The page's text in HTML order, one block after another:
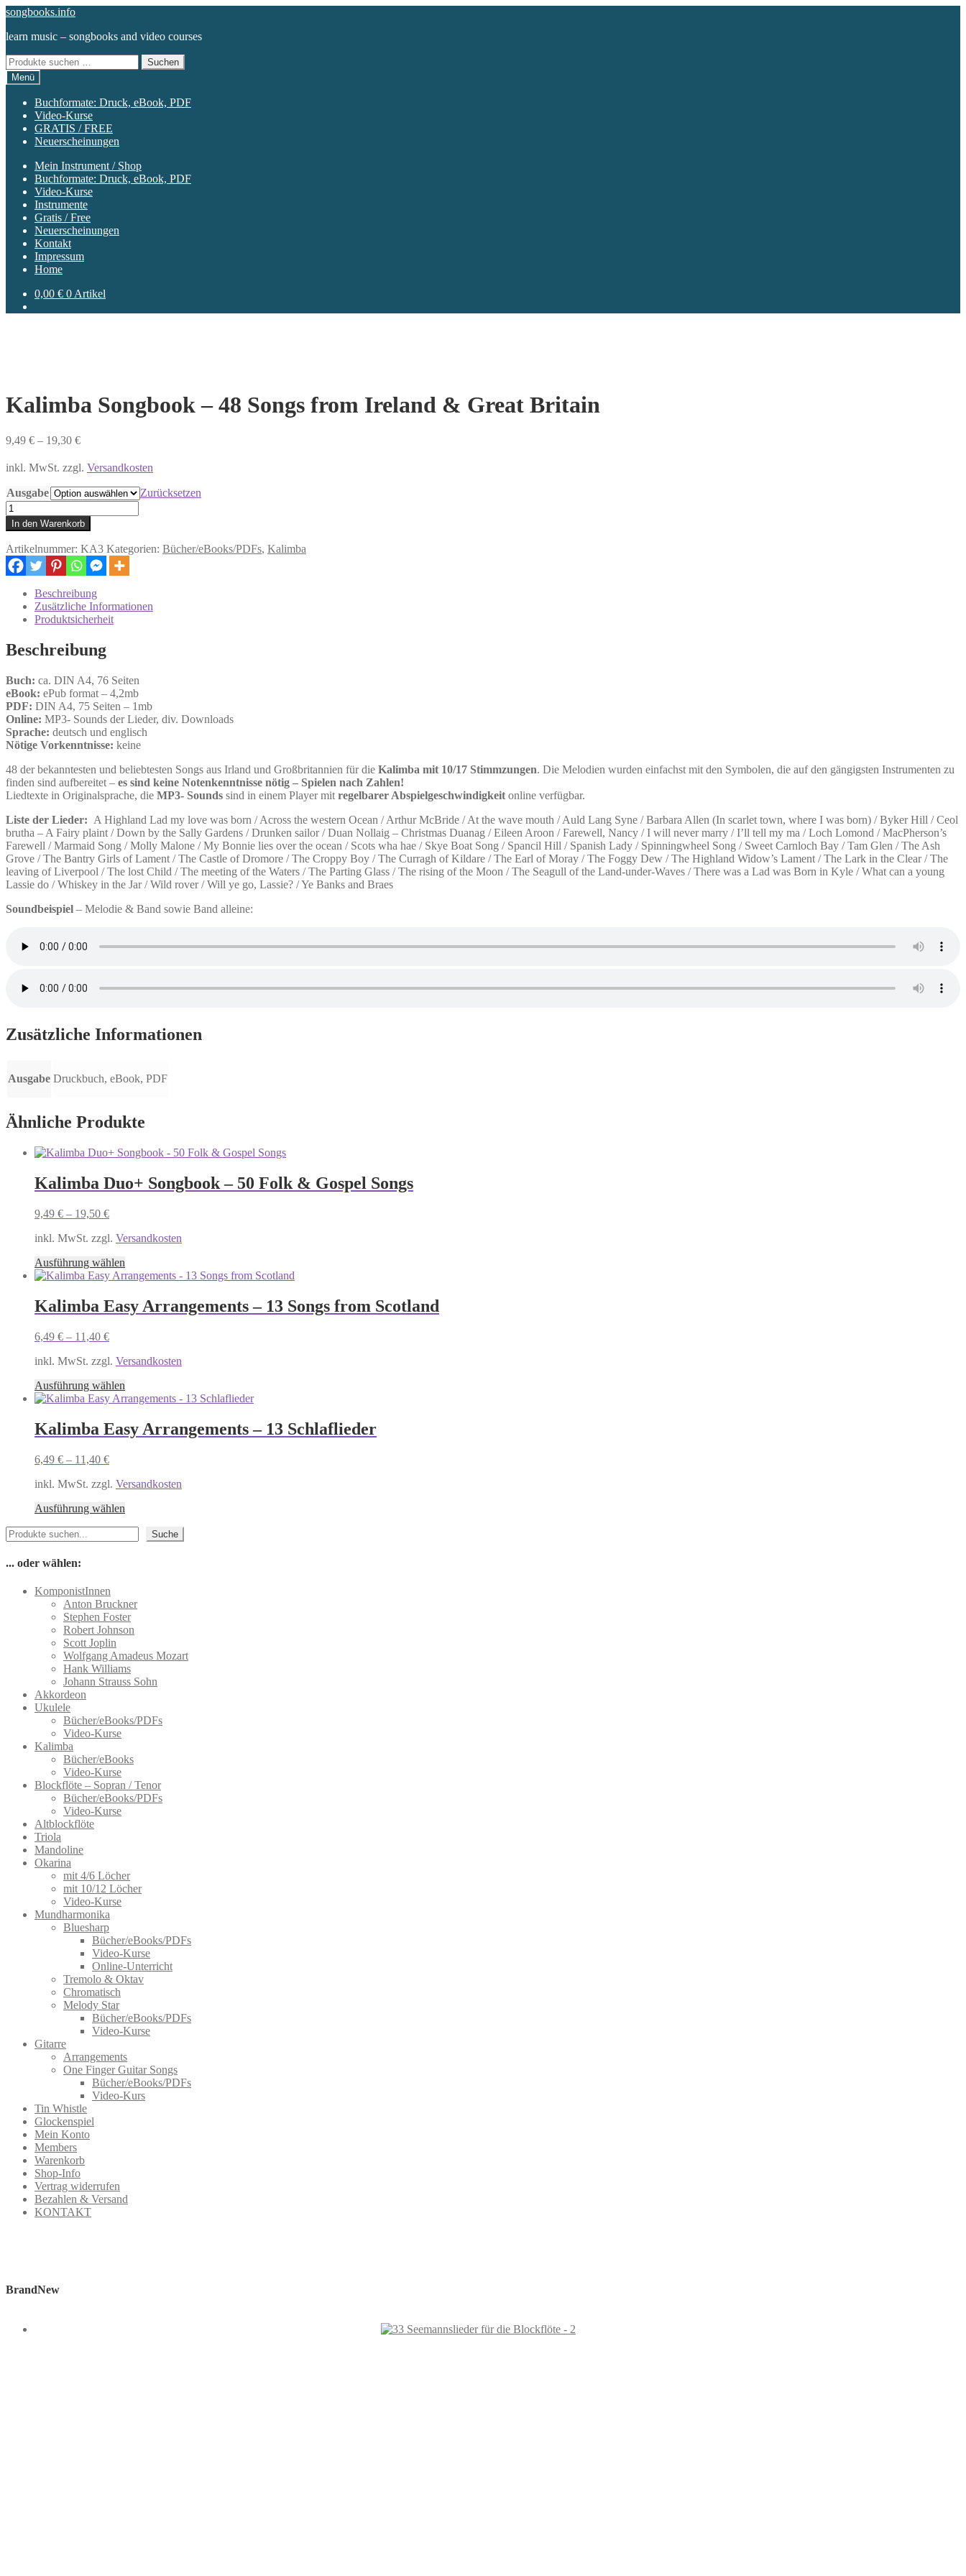
Zur
springen
Zum
springen
songbooks.info
learn music – songbooks and video courses
Suchen
nach:
Suchen
Menü
Buchformate: Druck, eBook, PDF
Video-Kurse
GRATIS / FREE
Neuerscheinungen
Mein Instrument / Shop
Buchformate: Druck, eBook, PDF
Video-Kurse
Instrumente
Gratis / Free
Neuerscheinungen
Kontakt
Impressum
Home
0,00 € 0 Artikel
Kalimba Songbook – 48 Songs from Ireland & Great Britain
9,49 € – 19,30 €
inkl. MwSt. zzgl. Versandkosten
Ausgabe
Zurücksetzen
Kalimba
Songbook
-
48
Songs
from
Great
Britain
In den Warenkorb
Artikelnummer: KA3 Kategorien: Bücher/eBooks/PDFs, Kalimba
Beschreibung
Zusätzliche Informationen
Produktsicherheit
Beschreibung
Buch: ca. DIN A4, 76 Seiten
eBook: ePub format – 4,2mb
PDF: DIN A4, 75 Seiten – 1mb
Online: MP3- Sounds der Lieder, div. Downloads
Sprache: deutsch und englisch
Nötige Vorkenntnisse: keine
48 der bekanntesten und beliebtesten Songs aus Irland und Großbritannien für die Kalimba mit 10/17 Stimmzungen. Die Melodien wurden einfachst mit den Symbolen, die auf den gängigsten Instrumenten zu
finden sind aufbereitet – es sind keine Notenkenntnisse nötig – Spielen nach Zahlen!
Liedtexte in Originalsprache, die MP3- Sounds sind in einem Player mit regelbarer Abspielgeschwindigkeit online verfügbar.
Liste der Lieder: A Highland Lad my love was born / Across the western Ocean / Arthur McBride / At the wave mouth / Auld Lang Syne / Barbara Allen (In scarlet town, where I was born) / Byker Hill / Ceol
brutha – A Fairy plaint / Down by the Sally Gardens / Drunken sailor / Duan Nollaig – Christmas Duanag / Eileen Aroon / Farewell, Nancy / I will never marry / I’ll tell my ma / Loch Lomond / MacPherson’s
Farewell / Marmaid Song / Molly Malone / My Bonnie lies over the ocean / Scots wha hae / Skye Boat Song / Spancil Hill / Spanish Lady / Spinningwheel Song / Sweet Carnloch Bay / Tam Glen / The Ash
Grove / The Bantry Girls of Lament / The Castle of Dromore / The Croppy Boy / The Curragh of Kildare / The Earl of Moray / The Foggy Dew / The Highland Widow’s Lament / The Lark in the Clear / The
leaving of Liverpool / The lost Child / The meeting of the Waters / The Parting Glass / The rising of the Moon / The Seagull of the Land-under-Waves / There was a Lad was Born in Kyle / What can a young
Lassie do / Whiskey in the Jar / Wild rover / Will ye go, Lassie? / Ye Banks and Braes
Soundbeispiel – Melodie & Band sowie Band alleine:
Zusätzliche Informationen
Ausgabe Druckbuch, eBook, PDF
Ähnliche Produkte
Kalimba Duo+ Songbook – 50 Folk & Gospel Songs
9,49 € – 19,50 €
inkl. MwSt. zzgl. Versandkosten
Ausführung wählen
Produkt
mehrere
Varianten
können
der
Produktseite
werden
Kalimba Easy Arrangements – 13 Songs from Scotland
6,49 € – 11,40 €
inkl. MwSt. zzgl. Versandkosten
Ausführung wählen
Produkt
mehrere
Varianten
können
der
Produktseite
gewählt
Kalimba Easy Arrangements – 13 Schlaflieder
6,49 € – 11,40 €
inkl. MwSt. zzgl. Versandkosten
Ausführung wählen
können
auf
der
Produktseite
gewählt
werden
Suchen Suche
... oder wählen:
KomponistInnen
Anton Bruckner
Stephen Foster
Robert Johnson
Scott Joplin
Wolfgang Amadeus Mozart
Hank Williams
Johann Strauss Sohn
Akkordeon
Ukulele
Bücher/eBooks/PDFs
Video-Kurse
Kalimba
Bücher/eBooks
Video-Kurse
Blockflöte – Sopran / Tenor
Bücher/eBooks/PDFs
Video-Kurse
Altblockflöte
Triola
Mandoline
Okarina
mit 4/6 Löcher
mit 10/12 Löcher
Video-Kurse
Mundharmonika
Bluesharp
Bücher/eBooks/PDFs
Video-Kurse
Online-Unterricht
Tremolo & Oktav
Chromatisch
Melody Star
Bücher/eBooks/PDFs
Video-Kurse
Gitarre
Arrangements
One Finger Guitar Songs
Bücher/eBooks/PDFs
Video-Kurs
Tin Whistle
Glockenspiel
Mein Konto
Members
Warenkorb
Shop-Info
Vertrag widerrufen
Bezahlen & Versand
KONTAKT
BrandNew